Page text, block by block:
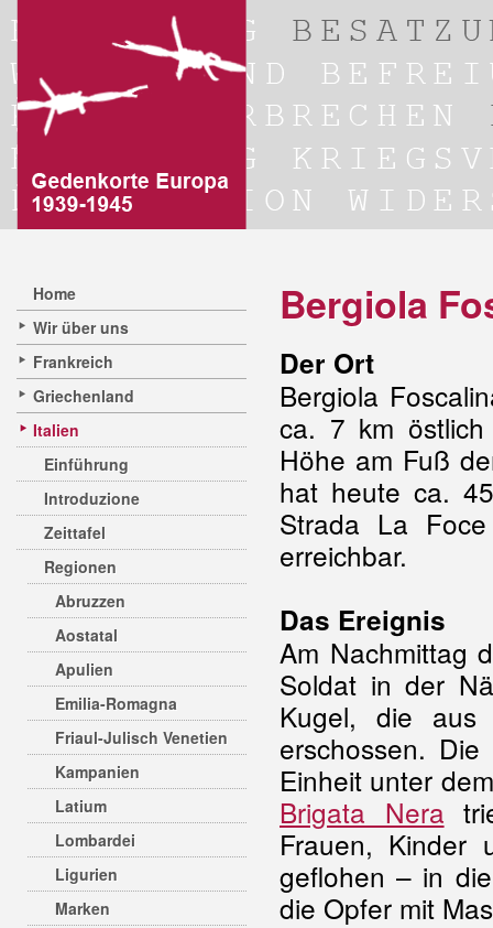
Home
Wir über uns
Frankreich
Griechenland
Italien
Einführung
Introduzione
Zeittafel
Regionen
Abruzzen
Aostatal
Apulien
Emilia-Romagna
Friaul-Julisch Venetien
Kampanien
Latium
Lombardei
Ligurien
Marken
Bergiola
Der Ort
Bergiola
ca. 7 km
Höhe am Fuß
hat heute ca.
Strada La
erreichbar.
Das Ereignis
Am Nachmittag
Soldat in der
Kugel, die aus
erschossen.
Einheit unter
Brigata Nera
Frauen,
geflohen – in
die Opfer mit